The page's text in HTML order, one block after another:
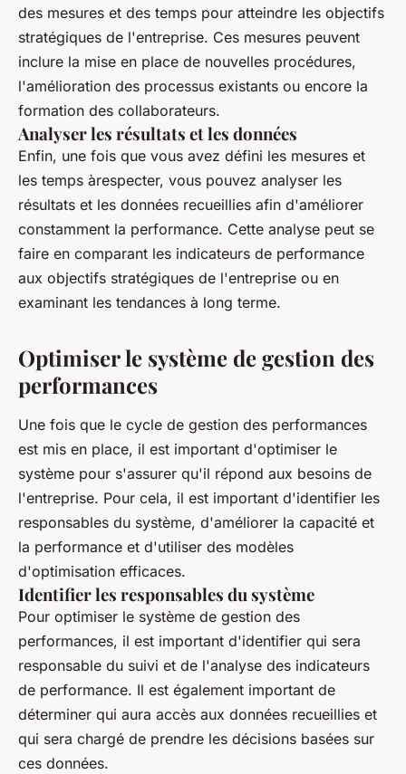
des mesures et des temps pour atteindre les objectifs
stratégiques de l'entreprise. Ces mesures peuvent
inclure la mise en place de nouvelles procédures,
l'amélioration des processus existants ou encore la
formation des collaborateurs.
Analyser les résultats et les données
Enfin, une fois que vous avez défini les mesures et
les temps àrespecter, vous pouvez analyser les
résultats et les données recueillies afin d'améliorer
constamment la performance. Cette analyse peut se
faire en comparant les indicateurs de performance
aux objectifs stratégiques de l'entreprise ou en
examinant les tendances à long terme.
Optimiser le système de gestion des
performances
Une fois que le cycle de gestion des performances
est mis en place, il est important d'optimiser le
système pour s'assurer qu'il répond aux besoins de
l'entreprise. Pour cela, il est important d'identifier les
responsables du système, d'améliorer la capacité et
la performance et d'utiliser des modèles
d'optimisation efficaces.
Identifier les responsables du système
Pour optimiser le système de gestion des
performances, il est important d'identifier qui sera
responsable du suivi et de l'analyse des indicateurs
de performance. Il est également important de
déterminer qui aura accès aux données recueillies et
qui sera chargé de prendre les décisions basées sur
ces données.